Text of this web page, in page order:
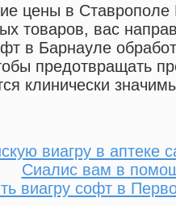
цены в
товаров, вас
в Барнауле
предотвращать
клинически
виагру в аптеке
Сиалис вам в
виагру софт в